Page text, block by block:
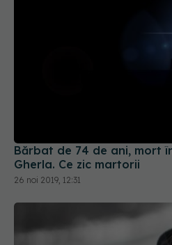
Bărbat de 74 de ani, mort
Gherla. Ce zic martorii
26 noi 2019, 12:31